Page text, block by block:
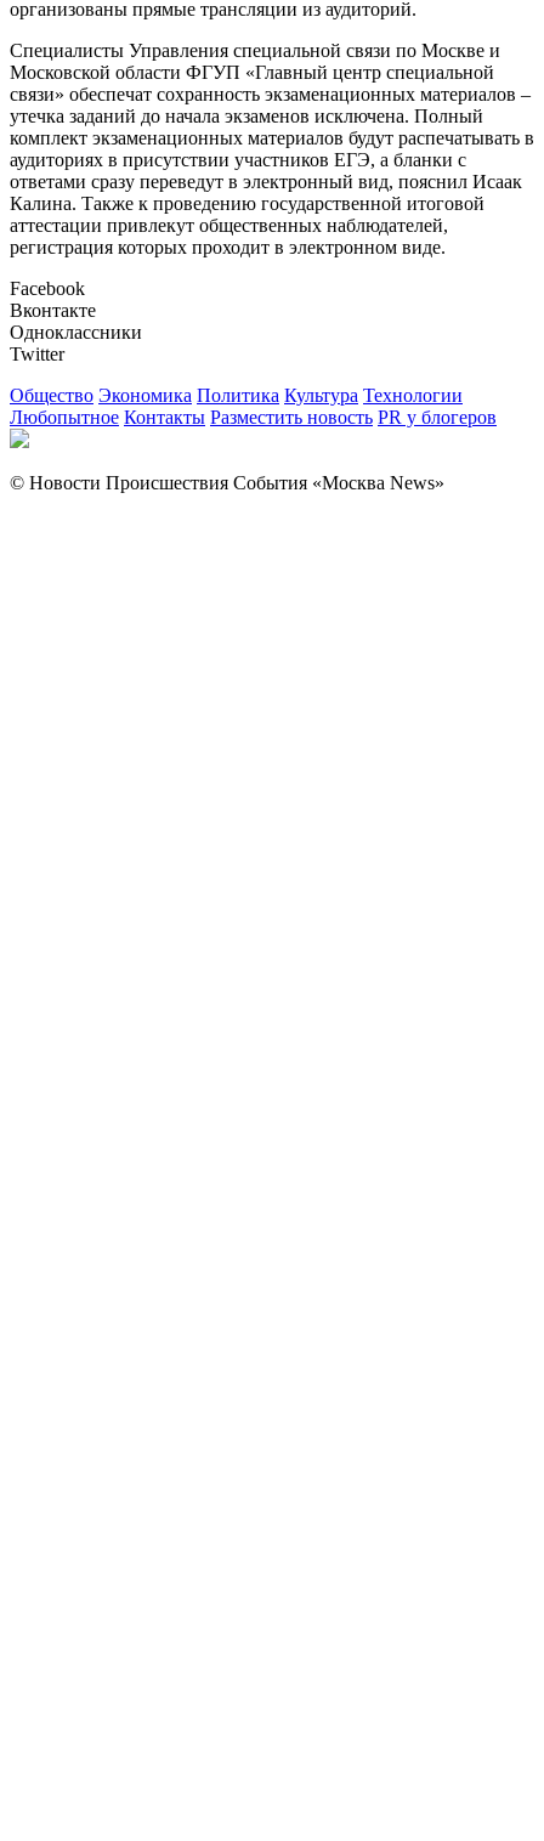
организованы прямые трансляции из аудиторий.
Специалисты Управления специальной связи по Москве и
Московской области ФГУП «Главный центр специальной
связи» обеспечат сохранность экзаменационных материалов –
утечка заданий до начала экзаменов исключена. Полный
комплект экзаменационных материалов будут распечатывать в
аудиториях в присутствии участников ЕГЭ, а бланки с
ответами сразу переведут в электронный вид, пояснил Исаак
Калина. Также к проведению государственной итоговой
аттестации привлекут общественных наблюдателей,
регистрация которых проходит в электронном виде.
Facebook
Вконтакте
Одноклассники
Twitter
Общество Экономика Политика Культура Технологии
Любопытное Контакты Разместить новость PR у блогеров
© Новости Происшествия События «Москва News»